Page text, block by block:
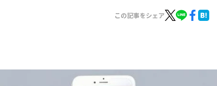
トピックス
TBS Podcast
この記事をシェア